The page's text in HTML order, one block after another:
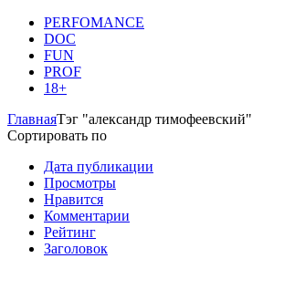
PERFOMANCE
DOC
FUN
PROF
18+
ГлавнаяТэг "александр тимофеевский"
Сортировать по
Дата публикации
Просмотры
Нравится
Комментарии
Рейтинг
Заголовок